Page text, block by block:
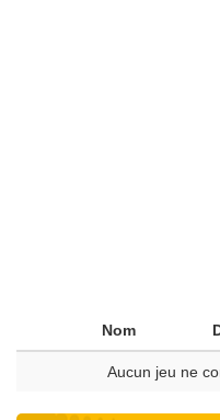
Nom
Aucun jeu ne